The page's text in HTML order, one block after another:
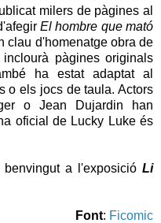
milers de pàgines al
El hombre que mató
clau d'homenatge obra de
pàgines originals
ha estat adaptat al
o els jocs de taula. Actors
o Jean Dujardin han
oficial de Lucky Luke és
a l'exposició Li
Font: Ficomic